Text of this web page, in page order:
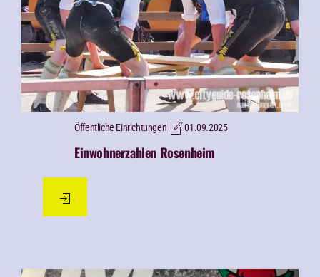
Öffentliche Einrichtungen 01.09.2025
Einwohnerzahlen Rosenheim